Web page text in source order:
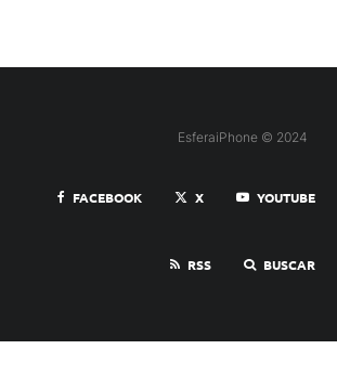
EsferaiPhone © 2024
FACEBOOK X YOUTUBE
RSS BUSCAR